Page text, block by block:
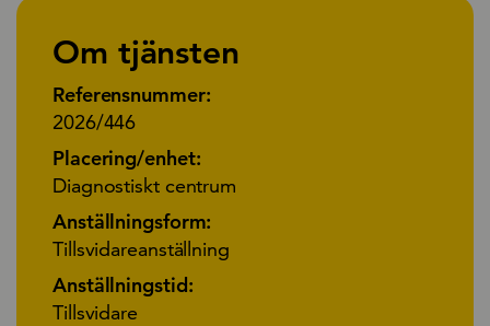
Om tjänsten
Referensnummer:
2026/446
Placering/enhet:
Diagnostiskt centrum
Anställningsform:
Tillsvidareanställning
Anställningstid:
Tillsvidare